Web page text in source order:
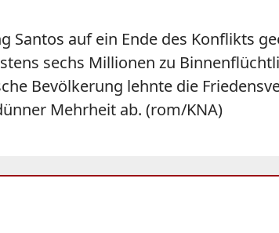
Santos auf ein Ende des Konflikts
sechs Millionen zu
Bevölkerung lehnte die
Mehrheit ab. (rom/KNA)